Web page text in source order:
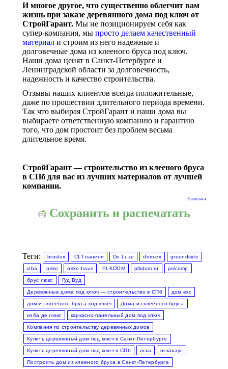
И многое другое, что существенно облегчит вам
жизнь при заказе деревянного дома под ключ от
СтройГарант. Мы не позиционируем себя как
супер-компания, мы просто делаем качественный
материал и строим из него надежные и
долговечные дома из клееного бруса под ключ.
Наши дома ценят в Санкт-Петербурге и
Ленинградской области за долговечность,
надежность и качество строительства.
Отзывы наших клиентов всегда положительные,
даже по прошествии длительного периода времени.
Так что выбирая СтройГарант и наши дома вы
выбираете ответственную компанию и гарантию
того, что дом простоит без проблем весьма
длительное время.
СтройГарант — строительство из клееного бруса
в СПб для вас из лучших материалов от лучшей
компании.
Ежуська
Сохранить и распечатать
Теги: bruslux CLT-панели De Luxe dom-ex greendside
izba osko osko-haus PLKDOM plkdom.ru pslcomp
брус люкс Гуд Вуд
Деревянные дома под ключ — строительство в СПб дом екс
дом из клееного бруса под ключ Дома из клееного бруса
изба де люкс каркасно-панельный дом под ключ
Компания по строительству деревянных домов
Купить деревянный дом под ключ в Санкт-Петербурге
Купить деревянный дом под ключ в СПб оска оскахаус
Построить дом из клееного бруса в Санкт-Петербурге